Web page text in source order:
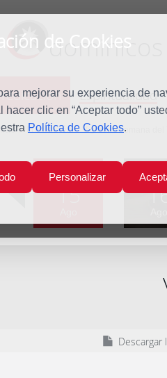
de Cookies
mejorar su experiencia de
hacer clic en “Aceptar todo”
Política de Cookies.
Personalizar
dominicos
Espiritualidad
Predicación Vigésima semana del
Lun
15
Descargar